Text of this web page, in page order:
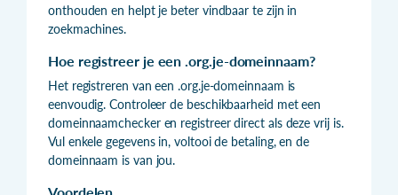
onthouden en helpt je beter vindbaar te zijn in
zoekmachines.
Hoe registreer je een .org.je-domeinnaam?
Het registreren van een .org.je-domeinnaam is
eenvoudig. Controleer de beschikbaarheid met een
domeinnaamchecker en registreer direct als deze vrij is.
Vul enkele gegevens in, voltooi de betaling, en de
domeinnaam is van jou.